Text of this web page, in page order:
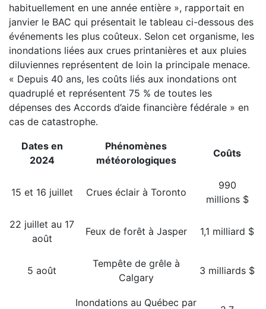
habituellement en une année entière », rapportait en
janvier le BAC qui présentait le tableau ci-dessous des
événements les plus coûteux. Selon cet organisme, les
inondations liées aux crues printanières et aux pluies
diluviennes représentent de loin la principale menace.
« Depuis 40 ans, les coûts liés aux inondations ont
quadruplé et représentent 75 % de toutes les
dépenses des Accords d’aide financière fédérale » en
cas de catastrophe.
Dates en
2024
Phénomènes
météorologiques
Coûts
15 et 16 juillet Crues éclair à Toronto
990
millions $
22 juillet au 17
août
Feux de forêt à Jasper 1,1 milliard $
5 août
Tempête de grêle à
Calgary
3 milliards $
Inondations au Québec par